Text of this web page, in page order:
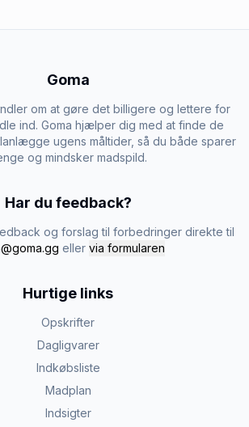
Goma
om at gøre det billigere og lettere for
ind. Goma hjælper dig med at finde de
ugens måltider, så du både sparer
og mindsker madspild.
Har du feedback?
og forslag til forbedringer direkte til
eller via formularen
Hurtige links
Opskrifter
Dagligvarer
Indkøbsliste
Madplan
Indsigter